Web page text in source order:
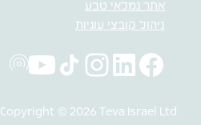
אתר גמלאי טבע
ניהול קובצי עוגיות
Copyright © 2026 Teva Israel Ltd